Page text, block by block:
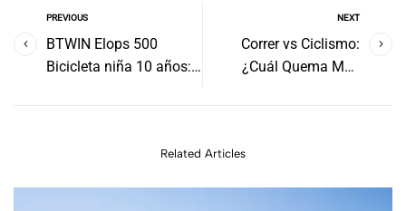
PREVIOUS
BTWIN Elops 500
Bicicleta niña 10 años:
NEXT
Correr vs Ciclismo:
¿Cuál Quema Más
Related Articles